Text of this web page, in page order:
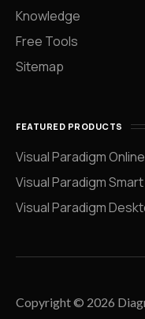
Knowledge
Free Tools
Sitemap
FEATURED PRODUCTS
Visual Paradigm Online
Visual Paradigm
Visual Paradigm
Copyright © 2026